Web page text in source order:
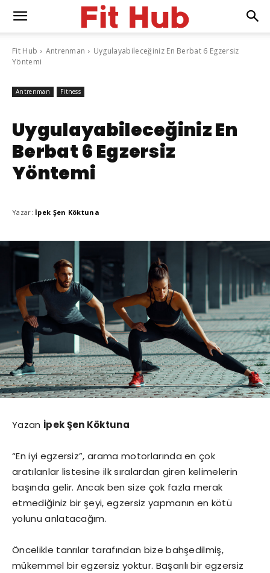
Fit Hub Antrenman
Uygulayabileceğiniz En Berbat 6 Egzersiz
Yöntemi
Antrenman Fitness
Uygulayabileceğiniz En
Berbat 6 Egzersiz
Yöntemi
Yazar: İpek Şen Köktuna
Yazan İpek Şen Köktuna
“En iyi egzersiz”, arama motorlarında en çok
aratılanlar listesine ilk sıralardan giren kelimelerin
başında gelir. Ancak ben size çok fazla merak
etmediğiniz bir şeyi, egzersiz yapmanın en kötü
yolunu anlatacağım.
Öncelikle tanrılar tarafından bize bahşedilmiş,
mükemmel bir egzersiz yoktur. Başarılı bir egzersiz